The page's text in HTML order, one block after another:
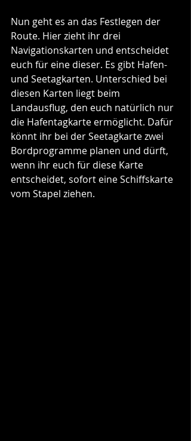
Nun geht es an das Festlegen der
Route. Hier zieht ihr drei
Navigationskarten und entscheidet
euch für eine dieser. Es gibt Hafen-
und Seetagkarten. Unterschied bei
diesen Karten liegt beim
Landausflug, den euch natürlich nur
die Hafentagkarte ermöglicht. Dafür
könnt ihr bei der Seetagkarte zwei
Bordprogramme planen und dürft,
wenn ihr euch für diese Karte
entscheidet, sofort eine Schiffskarte
vom Stapel ziehen.